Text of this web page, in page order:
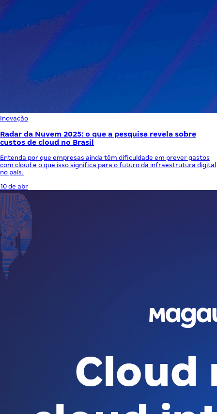
Inovação
Radar da Nuvem 2025: o que a pesquisa revela sobre
custos de cloud no Brasil
Entenda por que empresas ainda têm dificuldade em prever gastos
com cloud e o que isso significa para o futuro da infraestrutura digital
no país.
10 de abr